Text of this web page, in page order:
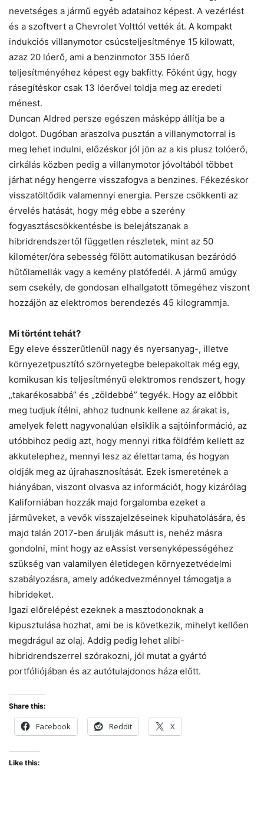
nevetséges a jármű egyéb adataihoz képest. A vezérlést
és a szoftvert a Chevrolet Volttól vették át. A kompakt
indukciós villanymotor csúcsteljesítménye 15 kilowatt,
azaz 20 lóerő, ami a benzinmotor 355 lóerő
teljesítményéhez képest egy bakfitty. Főként úgy, hogy
rásegítéskor csak 13 lóerővel toldja meg az eredeti
ménest.
Duncan Aldred persze egészen másképp állítja be a
dolgot. Dugóban araszolva pusztán a villanymotorral is
meg lehet indulni, előzéskor jól jön az a kis plusz tolóerő,
cirkálás közben pedig a villanymotor jóvoltából többet
járhat négy hengerre visszafogva a benzines. Fékezéskor
visszatöltődik valamennyi energia. Persze csökkenti az
érvelés hatását, hogy még ebbe a szerény
fogyasztáscsökkentésbe is belejátszanak a
hibridrendszertől független részletek, mint az 50
kilométer/óra sebesség fölött automatikusan bezáródó
hűtőlamellák vagy a kemény platófedél. A jármű amúgy
sem csekély, de gondosan elhallgatott tömegéhez viszont
hozzájön az elektromos berendezés 45 kilogrammja.
Mi történt tehát?
Egy eleve ésszerűtlenül nagy és nyersanyag-, illetve
környezetpusztító szörnyetegbe belepakoltak még egy,
komikusan kis teljesítményű elektromos rendszert, hogy
„takarékosabbá” és „zöldebbé” tegyék. Hogy az előbbit
meg tudjuk ítélni, ahhoz tudnunk kellene az árakat is,
amelyek felett nagyvonalúan elsiklik a sajtóinformáció, az
utóbbihoz pedig azt, hogy mennyi ritka földfém kellett az
akkutelephez, mennyi lesz az élettartama, és hogyan
oldják meg az újrahasznosítását. Ezek ismeretének a
hiányában, viszont olvasva az információt, hogy kizárólag
Kaliforniában hozzák majd forgalomba ezeket a
járműveket, a vevők visszajelzéseinek kipuhatolására, és
majd talán 2017-ben árulják másutt is, nehéz másra
gondolni, mint hogy az eAssist versenyképességéhez
szükség van valamilyen életidegen környezetvédelmi
szabályozásra, amely adókedvezménnyel támogatja a
hibrideket.
Igazi előrelépést ezeknek a masztodonoknak a
kipusztulása hozhat, ami be is következik, mihelyt kellően
megdrágul az olaj. Addig pedig lehet alibi-
hibridrendszerrel szórakozni, jól mutat a gyártó
portfóliójában és az autótulajdonos háza előtt.
Share this:
Facebook Reddit X
Like this: